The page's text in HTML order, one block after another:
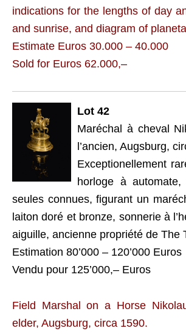
indications for the lengths of day
and sunrise, and diagram of
Estimate Euros 30.000 – 40.000
Sold for Euros 62.000,–
Lot 42
Maréchal à cheval
l’ancien, Augsburg,
Exceptionellement
horloge à
seules connues, figurant un
laiton doré et bronze, sonnerie à
aiguille, ancienne propriété de The
Estimation 80’000 – 120’000 Euros
Vendu pour 125’000,– Euros
Field Marshal on a Horse
elder, Augsburg, circa 1590.